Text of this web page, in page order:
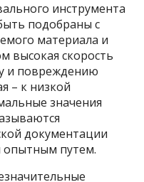
инструмента
подобраны с
материала и
высокая скорость
и повреждению
– к низкой
значения
документации
опытным путем.